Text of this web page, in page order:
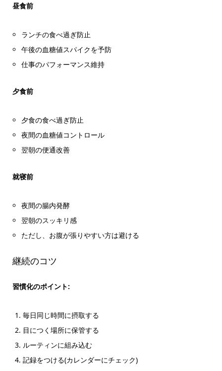
昼食前
ランチの食べ過ぎ防止
午後の血糖値スパイクを予防
仕事のパフォーマンス維持
夕食前
夕食の食べ過ぎ防止
夜間の血糖値コントロール
翌朝の便通改善
就寝前
夜間の腸内発酵
翌朝のスッキリ感
ただし、お腹が張りやすい方は避ける
継続のコツ
習慣化のポイント:
毎日同じ時間に摂取する
目につく場所に保管する
ルーティンに組み込む
記録をつける(カレンダーにチェック)